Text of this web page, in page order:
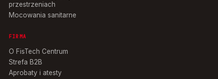
przestrzeniach
Mocowania sanitarne
FIRMA
O FisTech Centrum
Strefa B2B
Aprobaty i atesty